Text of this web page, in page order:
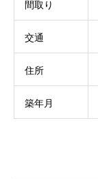
間取り
交通
住所
築年月